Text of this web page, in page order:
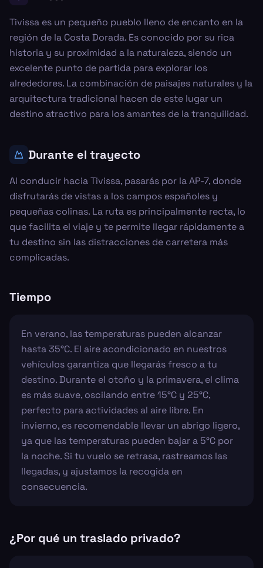
Tivissa es un pequeño pueblo lleno de encanto en la
región de la Costa Dorada. Es conocido por su rica
historia y su proximidad a la naturaleza, siendo un
excelente punto de partida para explorar los
alrededores. La combinación de paisajes naturales y la
arquitectura tradicional hacen de este lugar un
destino atractivo para los amantes de la tranquilidad.
Durante el trayecto
Al conducir hacia Tivissa, pasarás por la AP-7, donde
disfrutarás de vistas a los campos españoles y
pequeñas colinas. La ruta es principalmente recta, lo
que facilita el viaje y te permite llegar rápidamente a
tu destino sin las distracciones de carretera más
complicadas.
Tiempo
En verano, las temperaturas pueden alcanzar
hasta 35°C. El aire acondicionado en nuestros
vehículos garantiza que llegarás fresco a tu
destino. Durante el otoño y la primavera, el clima
es más suave, oscilando entre 15°C y 25°C,
perfecto para actividades al aire libre. En
invierno, es recomendable llevar un abrigo ligero,
ya que las temperaturas pueden bajar a 5°C por
la noche. Si tu vuelo se retrasa, rastreamos las
llegadas, y ajustamos la recogida en
consecuencia.
¿Por qué un traslado privado?